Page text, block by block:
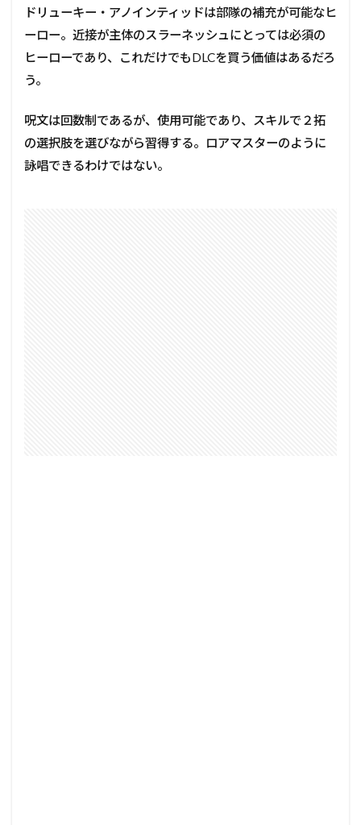
ドリューキー・アノインティッドは部隊の補充が可能なヒ
ーロー。近接が主体のスラーネッシュにとっては必須の
ヒーローであり、これだけでもDLCを買う価値はあるだろ
う。
呪文は回数制であるが、使用可能であり、スキルで２拓
の選択肢を選びながら習得する。ロアマスターのように
詠唱できるわけではない。